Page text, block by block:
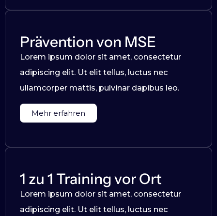
Prävention von MSE
Lorem ipsum dolor sit amet, consectetur
adipiscing elit. Ut elit tellus, luctus nec
ullamcorper mattis, pulvinar dapibus leo.
Mehr erfahren
1 zu 1 Training vor Ort
Lorem ipsum dolor sit amet, consectetur
adipiscing elit. Ut elit tellus, luctus nec